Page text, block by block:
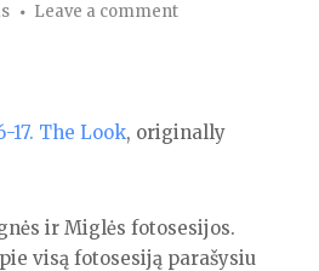
Leave a comment
17. The Look, originally
ir Miglės fotosesijos.
visą fotosesiją parašysiu